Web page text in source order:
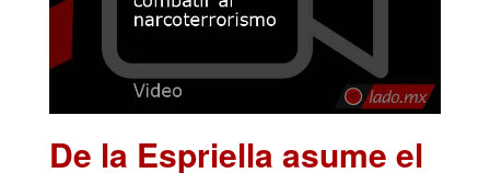
De la Espriella asume el